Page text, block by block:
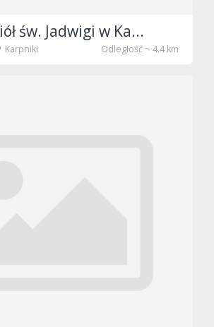
św. Jadwigi w Ka...
Karpniki Odległość ~ 4.4 km